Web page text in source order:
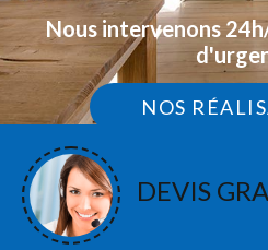
Nous intervenons
NOS
DEVIS